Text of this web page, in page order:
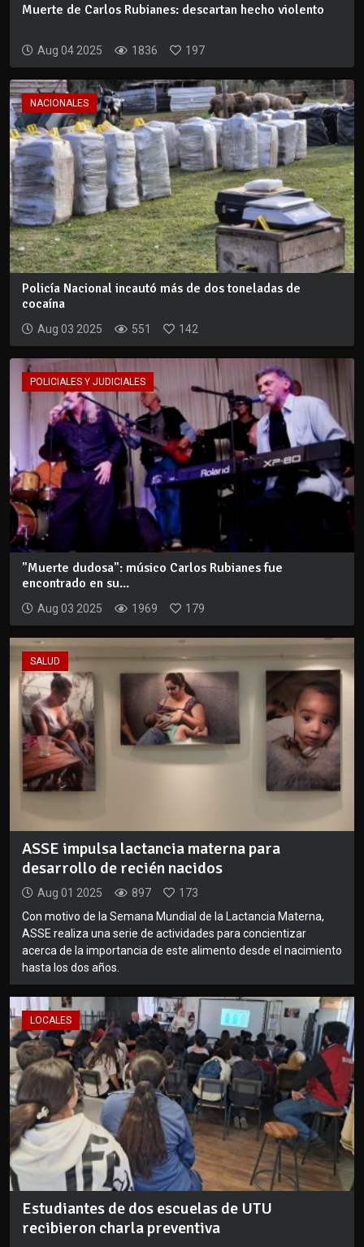
Muerte de Carlos Rubianes: descartan hecho violento
Aug 04 2025 1836 197
NACIONALES
Policía Nacional incautó más de dos toneladas de
cocaína
Aug 03 2025 551 142
POLICIALES Y JUDICIALES
"Muerte dudosa": músico Carlos Rubianes fue
encontrado en su...
Aug 03 2025 1969 179
SALUD
ASSE impulsa lactancia materna para
desarrollo de recién nacidos
Aug 01 2025 897
173
Con motivo de la Semana Mundial de la Lactancia Materna,
ASSE realiza una serie de actividades para concientizar
acerca de la importancia de este alimento desde el nacimiento
hasta los dos años.
LOCALES
Estudiantes de dos escuelas de UTU
recibieron charla preventiva